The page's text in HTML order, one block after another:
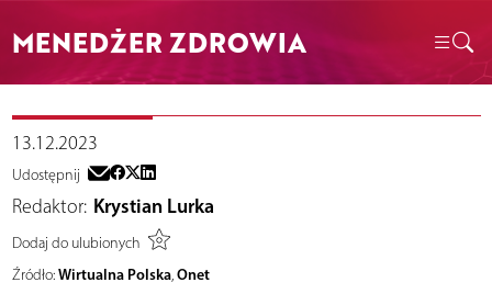
MENEDŻER ZDROWIA
13.12.2023
Udostępnij
Redaktor: Krystian Lurka
Dodaj do ulubionych
Źródło: Wirtualna Polska,Onet